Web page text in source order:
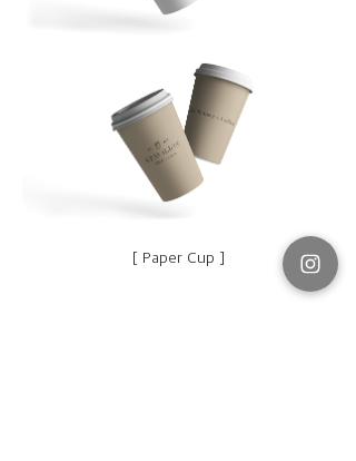
[ Paper Cup ]